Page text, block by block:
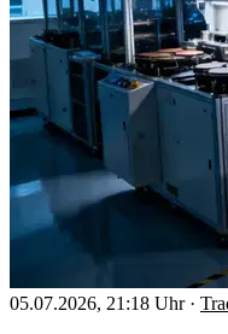
05.07.2026, 21:18 Uhr ·